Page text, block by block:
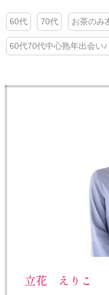
60代 70代 お茶のみ
60代70代中心熟年出会い
立花 えりこ